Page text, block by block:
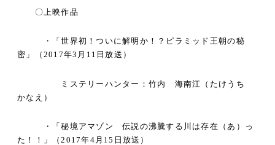
〇上映作品
・「世界初！ついに解明か！？ピラミッド王朝の秘
密」（ 2017年3 月 11 日放送）
ミステリーハンター：竹内 海南江（たけうち
かなえ）
・「秘境アマゾン 伝説の沸騰する川は存在（あ）っ
た！！」（2017年4 月 15 日放送）